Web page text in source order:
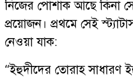
নিজের পোশাক আছে কিনা
প্রয়োজন। প্রথমে সেই
নেওয়া যাক:
“ইহুদীদের তোরাহ সাধারণ